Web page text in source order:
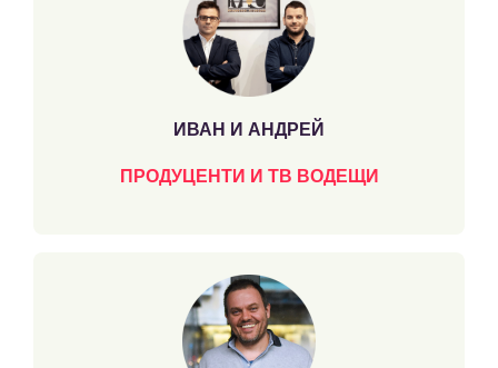
ИВАН И АНДРЕЙ
ПРОДУЦЕНТИ И ТВ ВОДЕЩИ